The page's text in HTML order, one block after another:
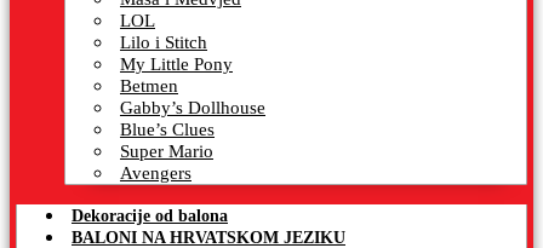
LOL
Lilo i Stitch
My Little Pony
Betmen
Gabby’s Dollhouse
Blue’s Clues
Super Mario
Avengers
Dekoracije od balona
BALONI NA HRVATSKOM JEZIKU